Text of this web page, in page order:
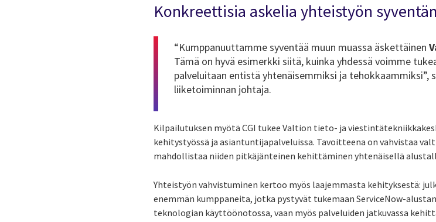
Konkreettisia askelia yhteistyön
“Kumppanuuttamme syventää muun muassa äskettäinen
Tämä on hyvä esimerkki siitä, kuinka yhdessä voimme
palveluitaan entistä yhtenäisemmiksi ja tehokkaammiksi”,
liiketoiminnan johtaja.
Kilpailutuksen myötä CGI tukee Valtion tieto- ja
kehitystyössä ja asiantuntijapalveluissa. Tavoitteena on vahvistaa
mahdollistaa niiden pitkäjänteinen kehittäminen yhtenäisellä
Yhteistyön vahvistuminen kertoo myös laajemmasta kehityksestä:
enemmän kumppaneita, jotka pystyvät tukemaan ServiceNow-
teknologian käyttöönotossa, vaan myös palveluiden jatkuvassa